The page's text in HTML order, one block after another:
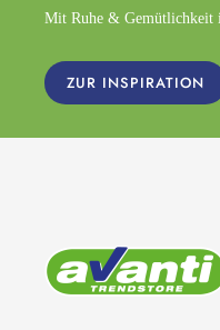
Mit Ruhe & Gemütlichkeit
ZUR INSPIRATION